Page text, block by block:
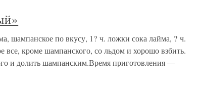
шампанское по вкусу, 1? ч. ложки сока лайма, ? ч.
кроме шампанского, со льдом и хорошо взбить.
и долить шампанским.Время приготовления —